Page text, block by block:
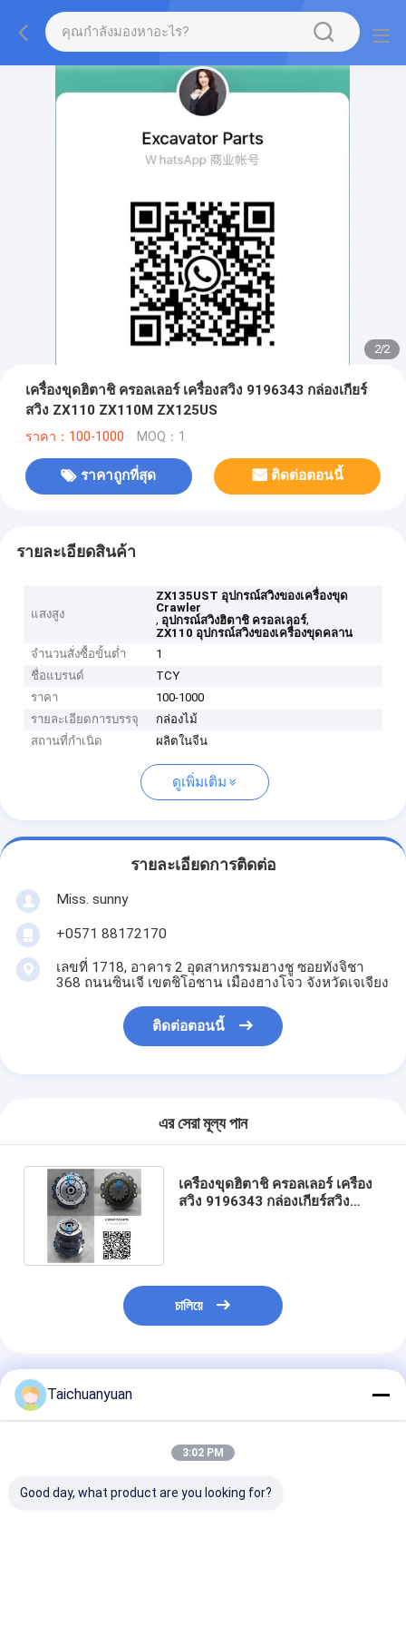
2/2
เครื่องขุดฮิตาชิ ครอลเลอร์ เครื่องสวิง 9196343 กล่องเกียร์
สวิง ZX110 ZX110M ZX125US
ราคา：100-1000 MOQ：1
ราคาถูกที่สุด ติดต่อตอนนี้
รายละเอียดสินค้า
แสงสูง
ZX135UST อุปกรณ์สวิงของเครื่องขุด
Crawler
, อุปกรณ์สวิงฮิตาชิ ครอลเลอร์,
ZX110 อุปกรณ์สวิงของเครื่องขุดคลาน
จำนวนสั่งซื้อขั้นต่ำ
1
ชื่อแบรนด์
TCY
ราคา
100-1000
รายละเอียดการบรรจุ
กล่องไม้
สถานที่กำเนิด
ผลิตในจีน
ดูเพิ่มเติม
รายละเอียดการติดต่อ
Miss. sunny
+0571 88172170
เลขที่ 1718, อาคาร 2 อุตสาหกรรมฮางชู ซอยทังจิชา
368 ถนนซินเจี เขตชิโอชาน เมืองฮางโจว จังหวัดเจเจียง
ติดต่อตอนนี้
এর সেরা মূল্য পান
เครื่องขุดฮิตาชิ ครอลเลอร์ เครื่อง
สวิง 9196343 กล่องเกียร์สวิง
চালিয়ে
แนะนำผลิตภัณฑ์
Taichuanyuan
3:02 PM
Good day, what product are you looking for?